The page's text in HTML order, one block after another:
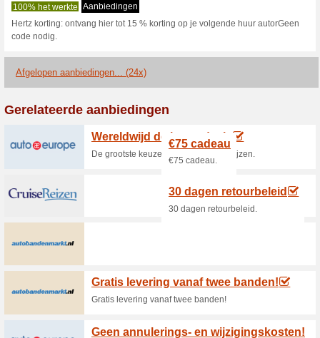
Huidige kortingen
Vind een lagere
Wanneer u een lager tarief
auto en dezelfde
korting van 10%.